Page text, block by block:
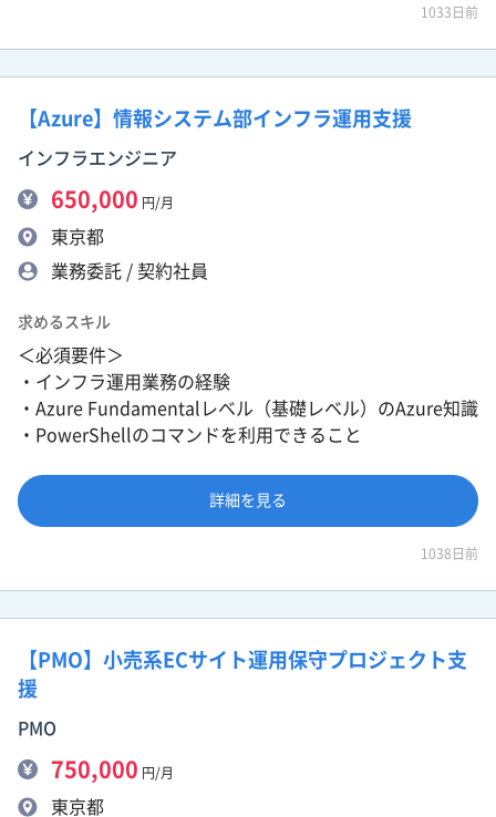
1033日前
【Azure】情報システム部インフラ運用支援
インフラエンジニア
650,000 円/月
東京都
業務委託 / 契約社員
求めるスキル
＜必須要件＞
・インフラ運用業務の経験
・Azure Fundamentalレベル（基礎レベル）のAzure知識
・PowerShellのコマンドを利用できること
詳細を見る
1038日前
【PMO】小売系ECサイト運用保守プロジェクト支
援
PMO
750,000 円/月
東京都